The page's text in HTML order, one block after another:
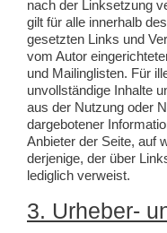
nach der Linksetzung
gilt für alle innerhalb
gesetzten Links und
vom Autor
und Mailinglisten. Für
unvollständige Inhalte
aus der Nutzung oder
dargebotener
Anbieter der Seite, auf
derjenige, der über
lediglich verweist.
3. Urheber-